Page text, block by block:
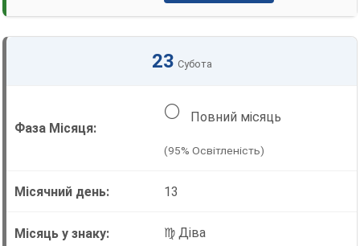
23 Субота
🌕 Повний місяць
(95% Освітленість)
13
♍ Діва